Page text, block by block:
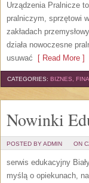
Urządzenia Pralnicze
pralniczym, sprzętowi
zakładach
działa nowoczesne
usuwać [ Read More ]
CATEGORIES: BIZNES,
Nowinki
POSTED BY ADMIN ON
serwis edukacyjny
myślą o opiekunach,